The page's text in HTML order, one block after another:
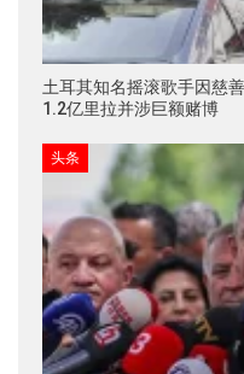
土耳其知名摇滚歌手因慈
1.2亿里拉并涉巨额赌博
头条